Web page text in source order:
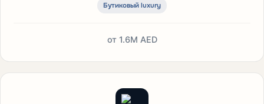
Бутиковый luxury
от 1.6M AED